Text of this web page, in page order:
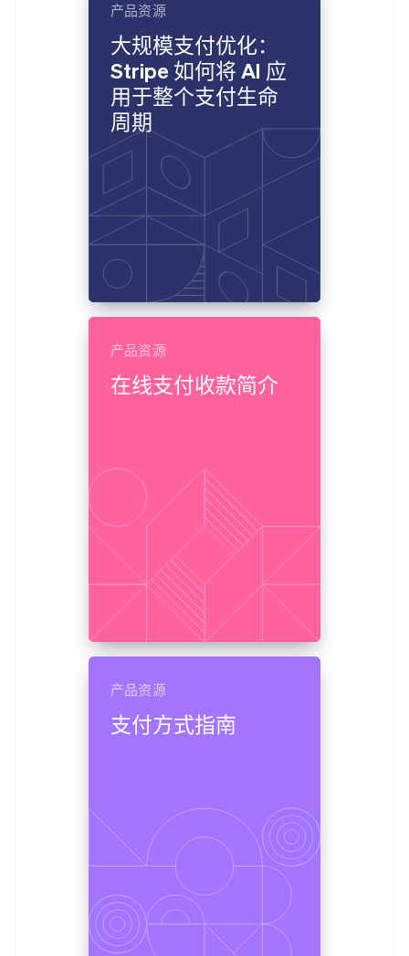
产品资源
大规模支付优化：
Stripe 如何将 AI 应
用于整个支付生命
周期
产品资源
在线支付收款简介
产品资源
支付方式指南